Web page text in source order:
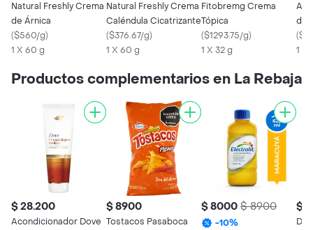
Natural Freshly Crema
de Árnica
($560/g)
1 X 60 g
Natural Freshly Crema
Caléndula Cicatrizante
($376.67/g)
1 X 60 g
Fitobremg Crema
Tópica
($1293.75/g)
1 X 32 g
de
(
1 x
Productos complementarios en La Rebaja
$ 28.200
Acondicionador Dove
$ 8900
Tostacos Pasaboca
$ 8000 $ 8900
-10%
$